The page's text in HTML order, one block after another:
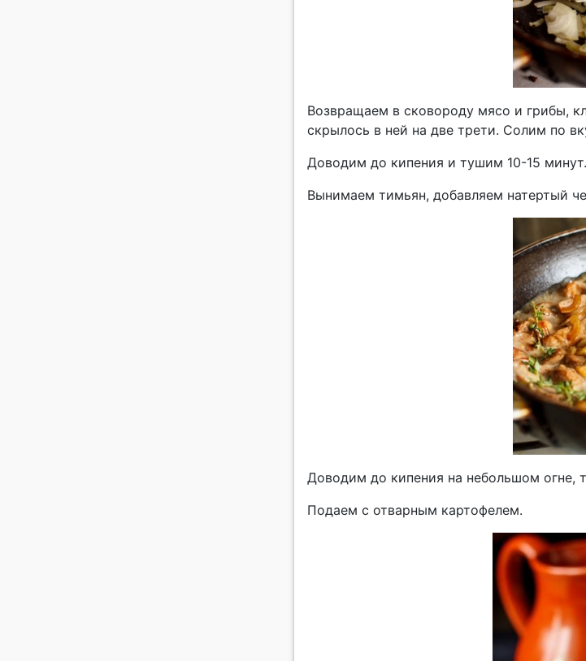
Возвращаем в сковороду мясо и грибы,
скрылось в ней на две трети. Солим по
Доводим до кипения и тушим 10-15 минут.
Вынимаем тимьян, добавляем натертый
Доводим до кипения на небольшом
Подаем с отварным картофелем.